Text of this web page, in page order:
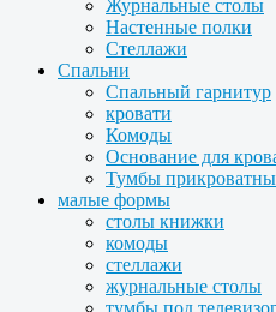
Журнальные столы
Настенные полки
Стеллажи
Спальни
Спальный гарнитур
кровати
Комоды
Основание для
Тумбы
малые формы
столы книжки
комоды
стеллажи
журнальные столы
тумбы под